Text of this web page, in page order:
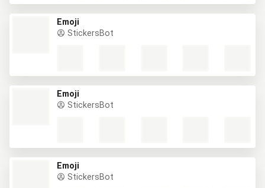
Emoji
StickersBot
Emoji
StickersBot
Emoji
StickersBot